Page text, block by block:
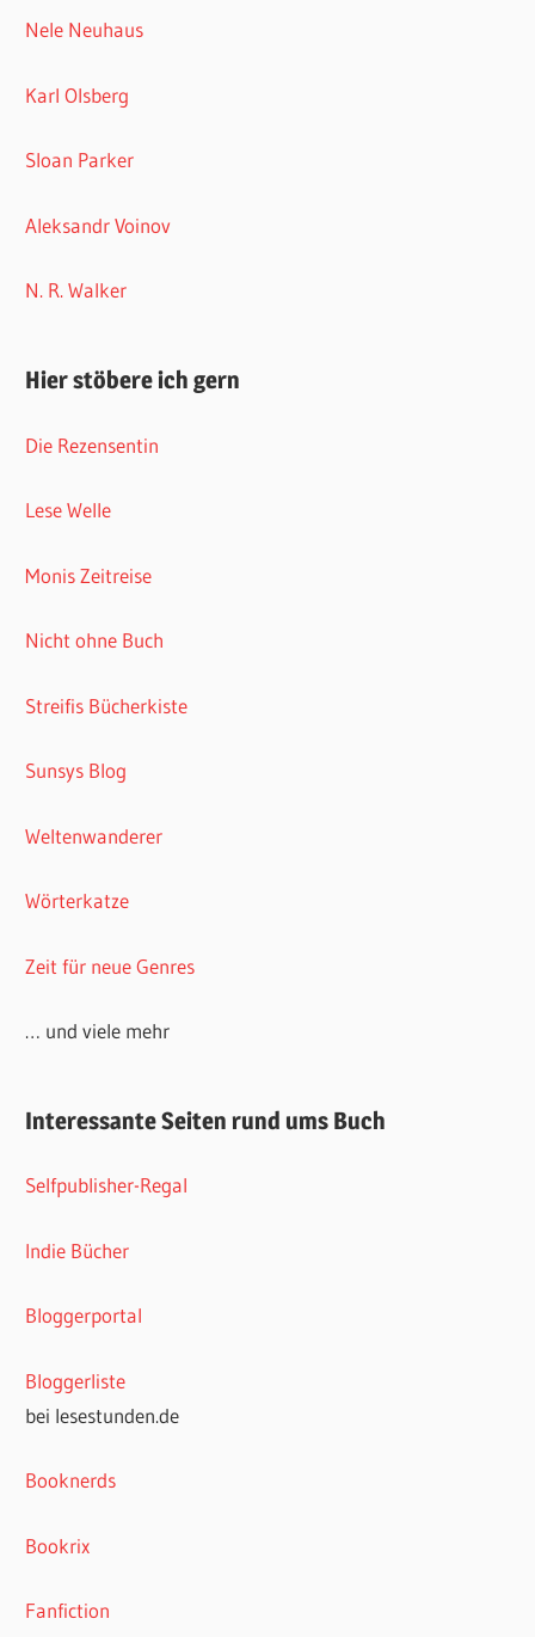
Nele Neuhaus
Karl Olsberg
Sloan Parker
Aleksandr Voinov
N. R. Walker
Hier stöbere ich gern
Die Rezensentin
Lese Welle
Monis Zeitreise
Nicht ohne Buch
Streifis Bücherkiste
Sunsys Blog
Weltenwanderer
Wörterkatze
Zeit für neue Genres
… und viele mehr
Interessante Seiten rund ums Buch
Selfpublisher-Regal
Indie Bücher
Bloggerportal
Bloggerliste
bei lesestunden.de
Booknerds
Bookrix
Fanfiction